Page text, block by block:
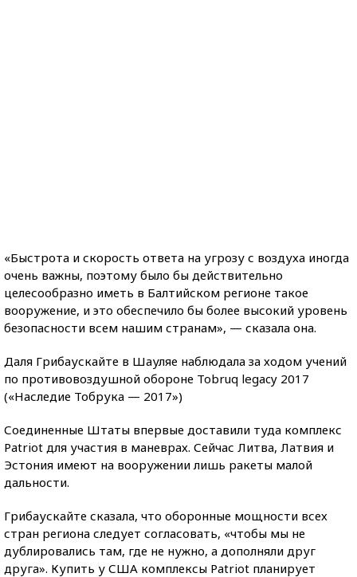
«Быстрота и скорость ответа на угрозу с воздуха иногда
очень важны, поэтому было бы действительно
целесообразно иметь в Балтийском регионе такое
вооружение, и это обеспечило бы более высокий уровень
безопасности всем нашим странам», — сказала она.
Даля Грибаускайте в Шауляе наблюдала за ходом учений
по противовоздушной обороне Tobruq legacy 2017
(«Наследие Тобрука — 2017»)
Соединенные Штаты впервые доставили туда комплекс
Patriot для участия в маневрах. Сейчас Литва, Латвия и
Эстония имеют на вооружении лишь ракеты малой
дальности.
Грибаускайте сказала, что оборонные мощности всех
стран региона следует согласовать, «чтобы мы не
дублировались там, где не нужно, а дополняли друг
друга». Купить у США комплексы Patriot планирует